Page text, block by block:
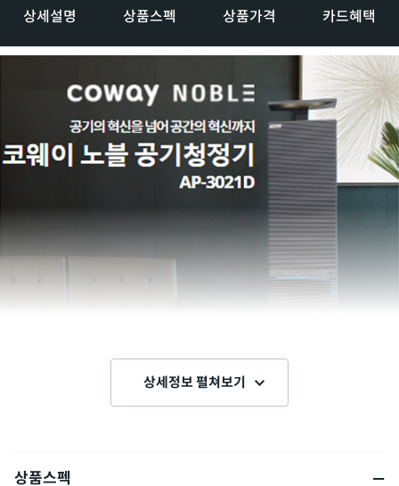
상세설명 상품스펙 상품가격 카드혜택
상세정보 펼쳐보기
상품스펙